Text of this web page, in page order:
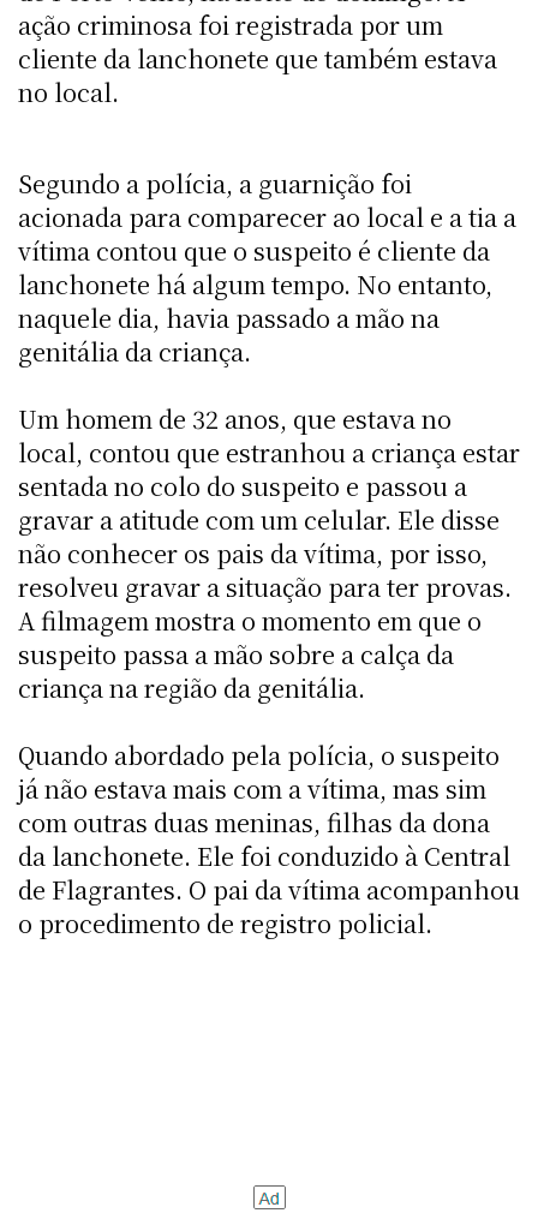
ação criminosa foi registrada por um
cliente da lanchonete que também estava
no local.
Segundo a polícia, a guarnição foi
acionada para comparecer ao local e a tia a
vítima contou que o suspeito é cliente da
lanchonete há algum tempo. No entanto,
naquele dia, havia passado a mão na
genitália da criança.
Um homem de 32 anos, que estava no
local, contou que estranhou a criança estar
sentada no colo do suspeito e passou a
gravar a atitude com um celular. Ele disse
não conhecer os pais da vítima, por isso,
resolveu gravar a situação para ter provas.
A filmagem mostra o momento em que o
suspeito passa a mão sobre a calça da
criança na região da genitália.
Quando abordado pela polícia, o suspeito
já não estava mais com a vítima, mas sim
com outras duas meninas, filhas da dona
da lanchonete. Ele foi conduzido à Central
de Flagrantes. O pai da vítima acompanhou
o procedimento de registro policial.